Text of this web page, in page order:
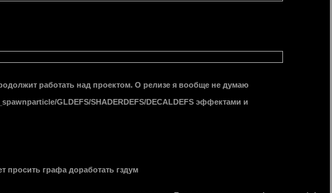
работать над проектом. О релизе я вообще не думаю
GLDEFS/SHADERDEFS/DECALDEFS эффектами и
просить графа доработать гздум